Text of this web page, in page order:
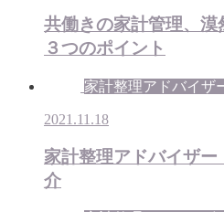
共働きの家計管理、
３つのポイント
家計整理アドバイザ
2021.11.18
家計整理アドバイザ
介